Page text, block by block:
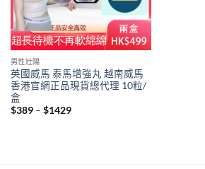
男性壯陽
英國威馬 泰馬增強丸 越南威馬
香港官網正品現貨總代理 10粒/
盒
$389 – $1429Price